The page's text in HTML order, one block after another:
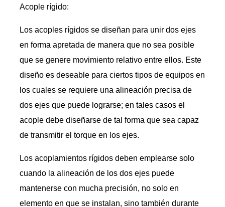
Acople rígido:
Los acoples rígidos se diseñan para unir dos ejes
en forma apretada de manera que no sea posible
que se genere movimiento relativo entre ellos. Este
diseño es deseable para ciertos tipos de equipos en
los cuales se requiere una alineación precisa de
dos ejes que puede lograrse; en tales casos el
acople debe diseñarse de tal forma que sea capaz
de transmitir el torque en los ejes.
Los acoplamientos rígidos deben emplearse solo
cuando la alineación de los dos ejes puede
mantenerse con mucha precisión, no solo en
elemento en que se instalan, sino también durante